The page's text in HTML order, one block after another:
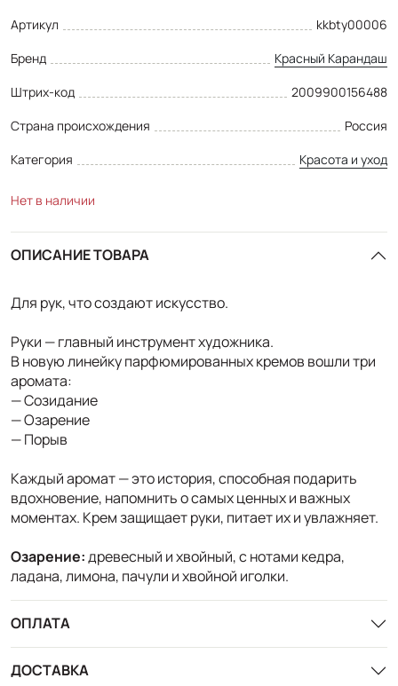
Артикул
kkbty00006
Бренд
Красный Карандаш
Штрих-код
2009900156488
Страна происхождения
Россия
Категория
Красота и уход
Нет в наличии
ОПИСАНИЕ ТОВАРА
Для рук, что создают искусство.
Руки — главный инструмент художника.
В новую линейку парфюмированных кремов вошли три
аромата:
— Созидание
— Озарение
— Порыв
Каждый аромат — это история, способная подарить
вдохновение, напомнить о самых ценных и важных
моментах. Крем защищает руки, питает их и увлажняет.
Озарение:древесный и хвойный, с нотами кедра,
ладана, лимона, пачули и хвойной иголки.
ОПЛАТА
ДОСТАВКА